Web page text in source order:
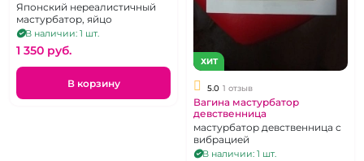
Японский нереалистичный
мастурбатор, яйцо
В наличии: 1 шт.
1 350 pуб.
В корзину
ХИТ
5.0 1 отзыв
Вагина мастурбатор
девственница
мастурбатор девственница с
вибрацией
В наличии: 1 шт.